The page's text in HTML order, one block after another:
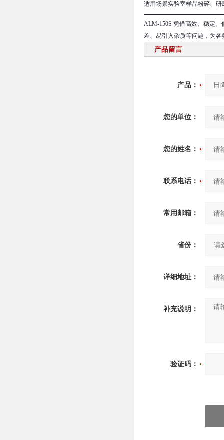
适用场景实验室样品粉碎、研
ALM-150S 凭借高效、稳定
差、易引入杂质等问题，为
产品留言
产品：
您的单位：
您的姓名：
联系电话：
常用邮箱：
省份：
详细地址：
补充说明：
验证码：